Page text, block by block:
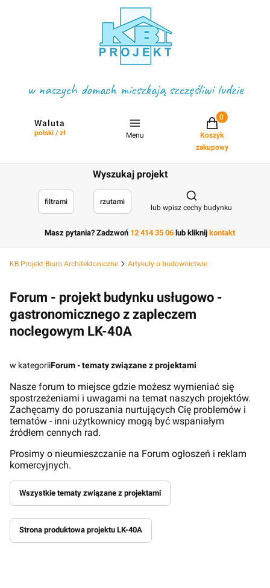
w naszych domach mieszkają szczęśliwi ludzie
Waluta
polski / zł Menu
Projekty w
Koszyk
zakupowy
Wyszukaj projekt
filtrami rzutami
Otwórz
lub wpisz cechy budynku
Masz pytania? Zadzwoń 12 414 35 06 lub kliknij kontakt
KB Projekt Biuro Architektoniczne Artykuły o budownictwie
Forum - projekt budynku usługowo -
gastronomicznego z zapleczem
noclegowym LK-40A
w kategoriiForum - tematy związane z projektami
Nasze forum to miejsce gdzie możesz wymieniać się
spostrzeżeniami i uwagami na temat naszych projektów.
Zachęcamy do poruszania nurtujących Cię problemów i
tematów - inni użytkownicy mogą być wspaniałym
źródłem cennych rad.
Prosimy o nieumieszczanie na Forum ogłoszeń i reklam
komercyjnych.
Wszystkie tematy związane z projektami
Strona produktowa projektu LK-40A